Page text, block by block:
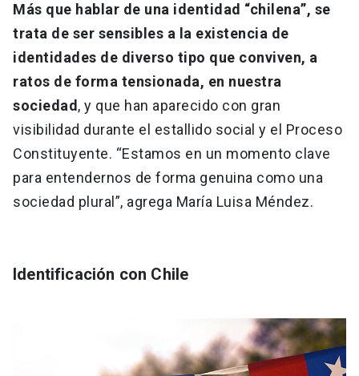
Más que hablar de una identidad “chilena”, se
trata de ser sensibles a la existencia de
identidades de diverso tipo que conviven, a
ratos de forma tensionada, en nuestra
sociedad , y que han aparecido con gran
visibilidad durante el estallido social y el Proceso
Constituyente. “Estamos en un momento clave
para entendernos de forma genuina como una
sociedad plural”, agrega María Luisa Méndez.
Identificación con Chile